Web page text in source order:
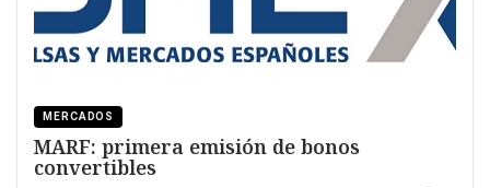
MERCADOS
MARF: primera emisión de bonos
convertibles